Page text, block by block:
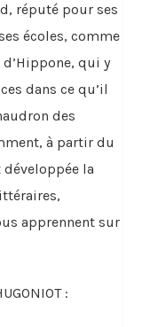
réputé pour ses
écoles, comme
qui y
dans ce qu’il
des
à partir du
la
apprennent sur
: